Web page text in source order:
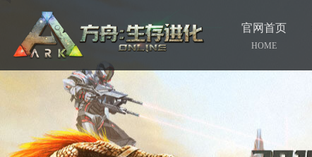
官网首页
HOME